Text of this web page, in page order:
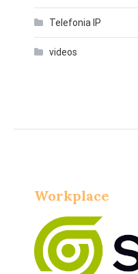
Telefonia IP
videos
Workplace